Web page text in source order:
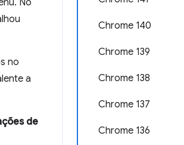
Chrome 140
Chrome 139
Chrome 138
Chrome 137
Chrome 136
no
a
de